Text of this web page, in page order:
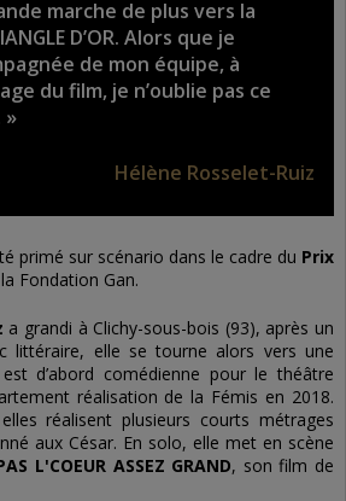
marche de plus vers la
D’OR. Alors que je
de mon équipe, à
du film, je n’oublie pas ce
»
Hélène Rosselet-Ruiz
primé sur scénario dans le cadre du Prix
Fondation Gan.
a grandi à Clichy-sous-bois (93), après un
littéraire, elle se tourne alors vers une
d’abord comédienne pour le théâtre
réalisation de la Fémis en 2018.
réalisent plusieurs courts métrages
aux César. En solo, elle met en scène
L'COEUR ASSEZ GRAND, son film de